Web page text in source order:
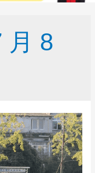
月 8